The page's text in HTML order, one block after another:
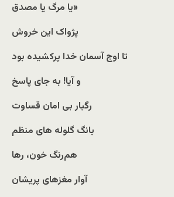
یا مرگ یا مصدق»
پژواک این خروش
تا اوج آسمان خدا پرکشیده‌ بود
و آیا! به جای پاسخ
رگبار بی امان قساوت
بانگ گلوله های منظم
هم‌رنگ خون، رها
آوار مغزهای پریشان